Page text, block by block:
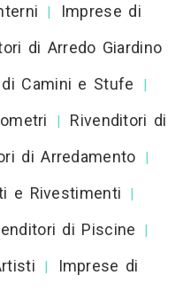
|
Imprese di
di Arredo Giardino
Camini e Stufe |
|
Rivenditori di
di Arredamento |
e Rivestimenti |
di Piscine |
|
Imprese di